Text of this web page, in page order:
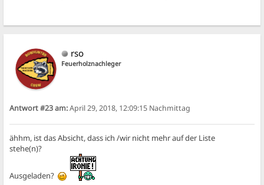
rso
Feuerholznachleger
Antwort #23 am:April 29, 2018, 12:09:15 Nachmittag
ähhm, ist das Absicht, dass ich /wir nicht mehr auf der Liste
stehe(n)?
Ausgeladen?